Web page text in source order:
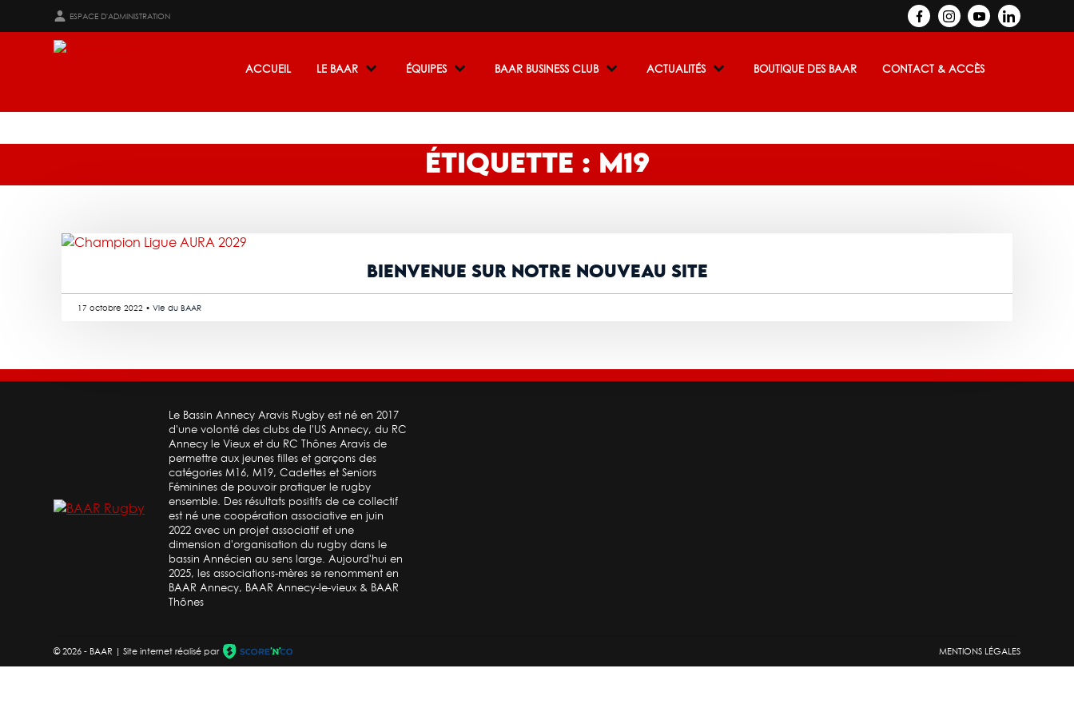
ESPACE D'ADMINISTRATION
ACCUEIL LE BAAR ÉQUIPES BAAR BUSINESS CLUB ACTUALITÉS BOUTIQUE DES BAAR CONTACT & ACCÈS
ÉTIQUETTE : M19
BIENVENUE SUR NOTRE NOUVEAU SITE
17 octobre 2022 •Vie du BAAR
Le Bassin Annecy Aravis Rugby est né en 2017
d'une volonté des clubs de l'US Annecy, du RC
Annecy le Vieux et du RC Thônes Aravis de
permettre aux jeunes filles et garçons des
catégories M16, M19, Cadettes et Seniors
Féminines de pouvoir pratiquer le rugby
ensemble. Des résultats positifs de ce collectif
est né une coopération associative en juin
2022 avec un projet associatif et une
dimension d'organisation du rugby dans le
bassin Annécien au sens large. Aujourd'hui en
2025, les associations-mères se renomment en
BAAR Annecy, BAAR Annecy-le-vieux & BAAR
Thônes
©2026 - BAAR | Site internet réalisé par MENTIONS LÉGALES